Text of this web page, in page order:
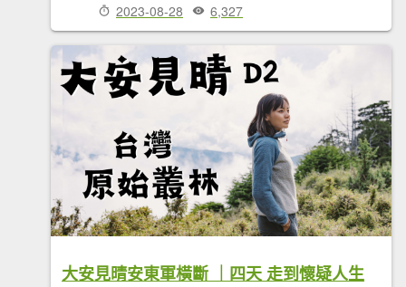
2023-08-28 6,327
大安見晴安東軍橫斷 ｜四天 走到懷疑人生